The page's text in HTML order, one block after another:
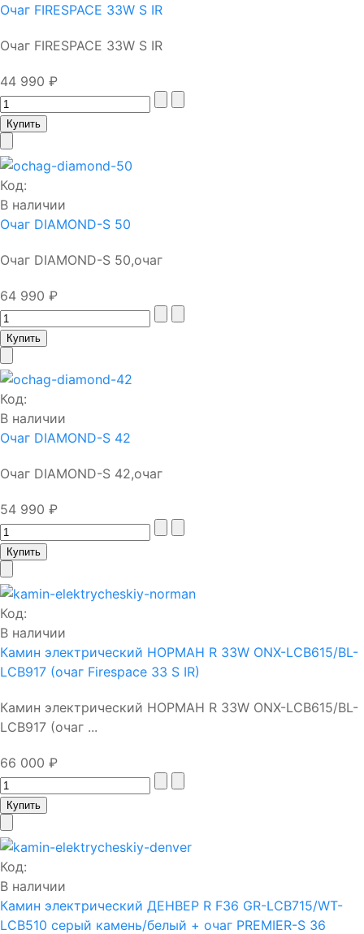
Очаг FIRESPACE 33W S IR
Очаг FIRESPACE 33W S IR
44 990 ₽
Код:
В наличии
Очаг DIAMOND-S 50
Очаг DIAMOND-S 50,очаг
64 990 ₽
Код:
В наличии
Очаг DIAMOND-S 42
Очаг DIAMOND-S 42,очаг
54 990 ₽
Код:
В наличии
Камин электрический НОРМАН R 33W ONX-LCB615/BL-
LCB917 (очаг Firespace 33 S IR)
Камин электрический НОРМАН R 33W ONX-LCB615/BL-
LCB917 (очаг ...
66 000 ₽
Код:
В наличии
Камин электрический ДЕНВЕР R F36 GR-LCB715/WT-
LCB510 серый камень/белый + очаг PREMIER-S 36